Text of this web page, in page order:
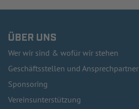
ÜBER UNS
Wer wir sind & wofür wir stehen
Geschäftsstellen und Ansprechpartner
Sponsoring
Vereinsunterstützung